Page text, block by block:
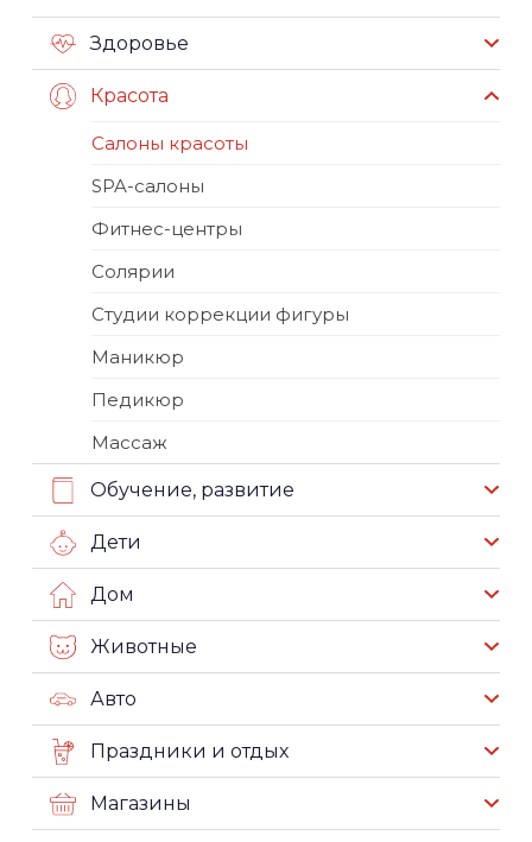
Здоровье
Красота
Салоны красоты
SPA-салоны
Фитнес-центры
Солярии
Студии коррекции фигуры
Маникюр
Педикюр
Массаж
Обучение, развитие
Дети
Дом
Животные
Авто
Праздники и отдых
Магазины